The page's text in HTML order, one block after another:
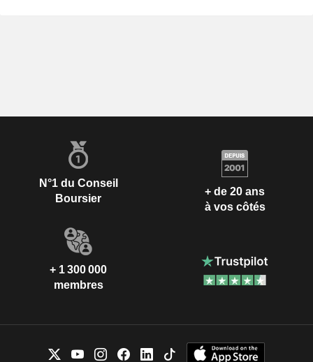
N°1 du Conseil
Boursier
+ de 20 ans
à vos côtés
+ 1 300 000
membres